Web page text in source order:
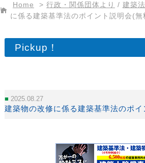
Home > 行政・関係団体より / 建築
に係る建築基準法のポイント説明会(無
Pickup！
2025.08.27
建築物の改修に係る建築基準法のポ